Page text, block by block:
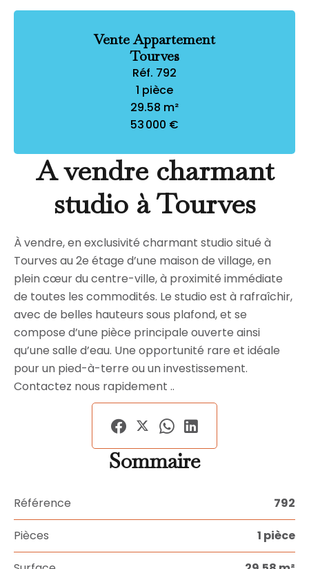
Vente Appartement
Tourves
Réf. 792
1 pièce
29.58 m²
53 000 €
A vendre charmant
studio à Tourves
À vendre, en exclusivité charmant studio situé à
Tourves au 2e étage d’une maison de village, en
plein cœur du centre-ville, à proximité immédiate
de toutes les commodités. Le studio est à rafraîchir,
avec de belles hauteurs sous plafond, et se
compose d’une pièce principale ouverte ainsi
qu’une salle d’eau. Une opportunité rare et idéale
pour un pied-à-terre ou un investissement.
Contactez nous rapidement ..
Sommaire
Référence 792
Pièces 1 pièce